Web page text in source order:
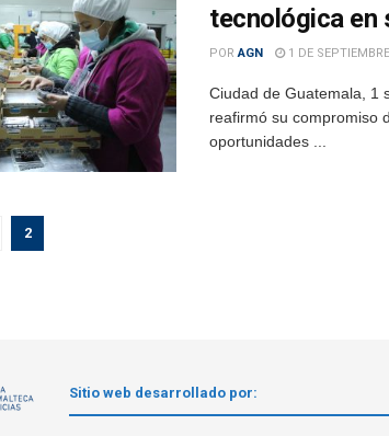
tecnológica en
POR AGN 1 DE
Ciudad de Guatemala, 1
reafirmó su compromiso
oportunidades ...
2
Sitio web desarrollado por: